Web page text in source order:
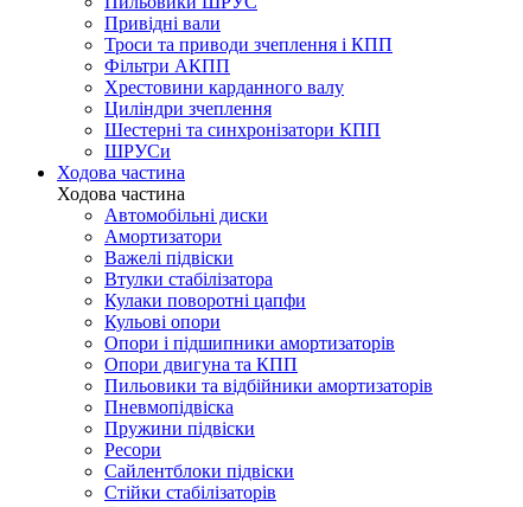
Привідні вали
Троси та приводи зчеплення і КПП
Фільтри АКПП
Хрестовини карданного валу
Циліндри зчеплення
Шестерні та синхронізатори КПП
ШРУСи
Ходова частина
Ходова частина
Автомобільні диски
Амортизатори
Важелі підвіски
Втулки стабілізатора
Кулаки поворотні цапфи
Кульові опори
Опори і підшипники амортизаторів
Опори двигуна та КПП
Пильовики та відбійники амортизаторів
Пневмопідвіска
Пружини підвіски
Ресори
Сайлентблоки підвіски
Стійки стабілізаторів